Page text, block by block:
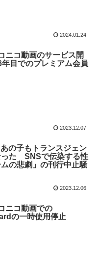
2024.01.24
ニコ動画のサービス開
目でのプレミアム会員
2023.12.07
の子もトランスジェン
った SNSで伝染する性
の悲劇」の刊行中止騒
2023.12.06
ニコ動画での
の一時使用停止